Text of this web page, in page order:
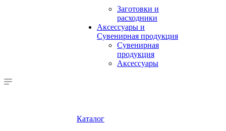
Заготовки и
расходники
Аксессуары и
Сувенирная продукция
Сувенирная
продукция
Аксессуары
Каталог